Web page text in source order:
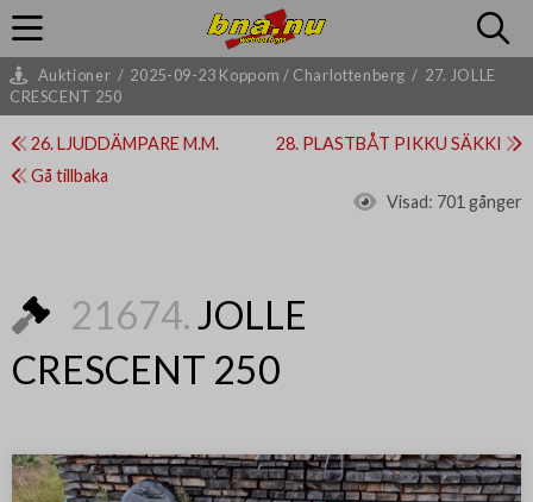
Auktioner / 2025-09-23 Koppom / Charlottenberg / 27. JOLLE
CRESCENT 250
26. LJUDDÄMPARE M.M.
28. PLASTBÅT PIKKU SÄKKI
Gå tillbaka
Visad: 701 gånger
21674.JOLLE
CRESCENT 250